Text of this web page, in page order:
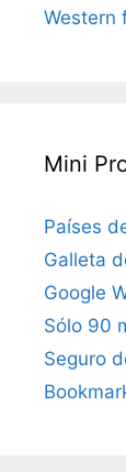
Western
Mini
Países
Galleta
Google
Sólo 90
Seguro